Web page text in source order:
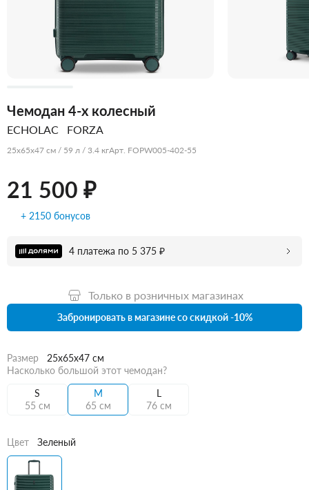
Чемодан 4-х колесный
ECHOLAC FORZA
25x65x47 см / 59 л / 3.4 кгАрт. FOPW005-402-55
21 500 ₽
+ 2150 бонусов
4 платежа по 5 375 ₽
Только в розничных магазинах
Забронировать в магазине со скидкой -10%
Размер
25x65x47 см
Насколько большой этот чемодан?
S
55 см
M
65 см
L
76 см
Цвет Зеленый